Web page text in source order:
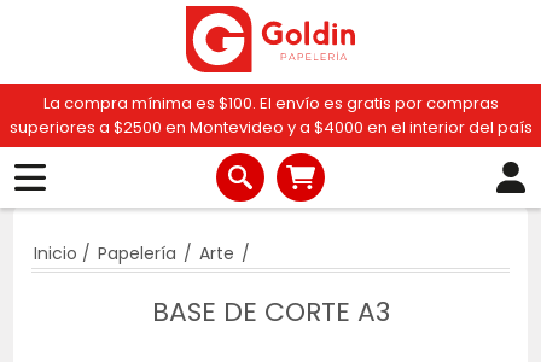
La compra mínima es $100. El envío es gratis por compras
superiores a $2500 en Montevideo y a $4000 en el interior del país
Inicio / Papelería / Arte /
BASE DE CORTE A3